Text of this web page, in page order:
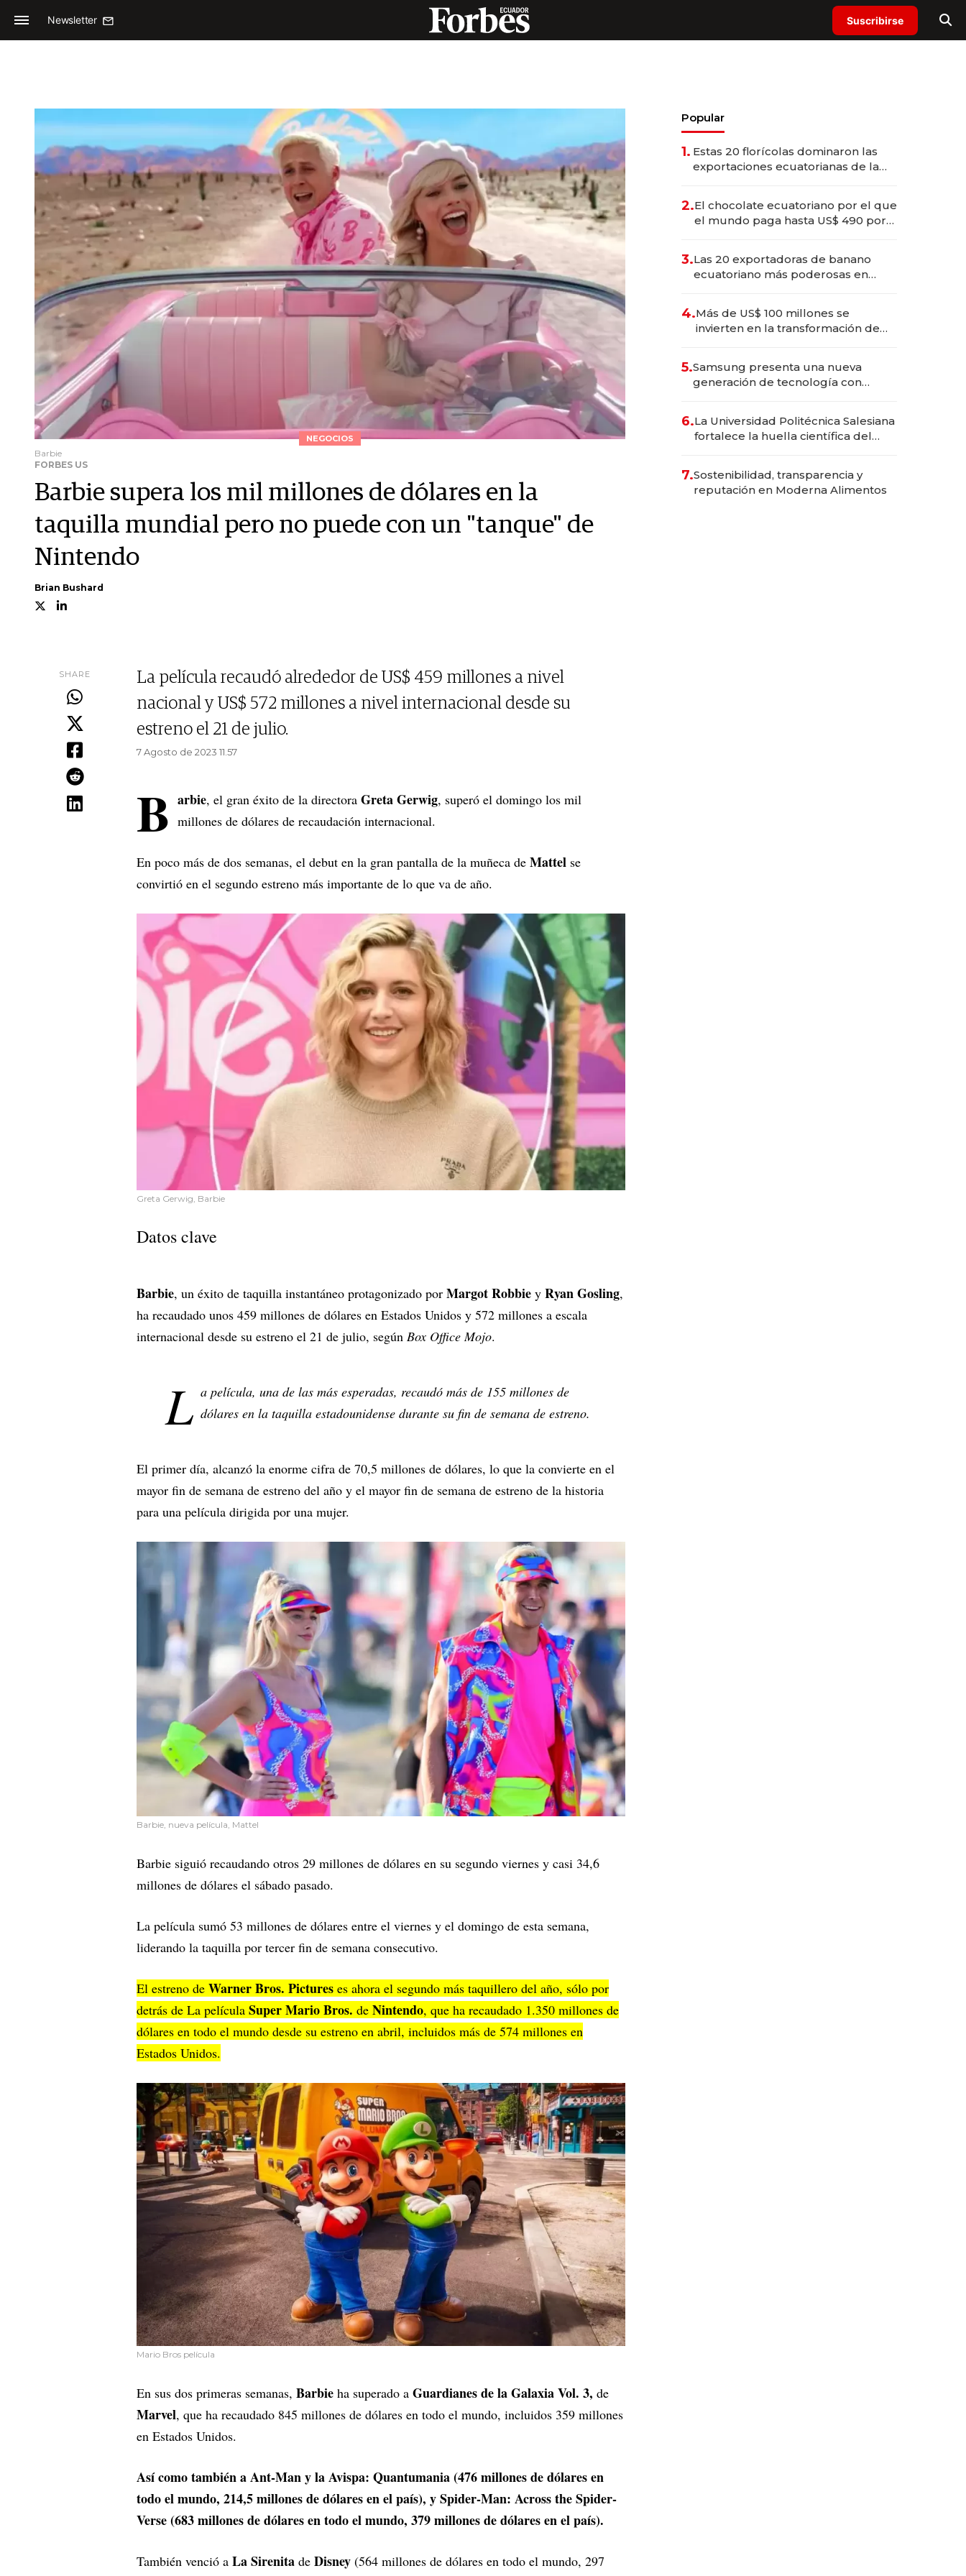
Newsletter Suscribirse
NEGOCIOS
Barbie
FORBES US
Barbie supera los mil millones de dólares en la
taquilla mundial pero no puede con un "tanque" de
Nintendo
Brian Bushard
SHARE
La película recaudó alrededor de US$ 459 millones a nivel
nacional y US$ 572 millones a nivel internacional desde su
estreno el 21 de julio.
7 Agosto de 2023 11.57
B arbie, el gran éxito de la directora Greta Gerwig, superó el domingo los mil
millones de dólares de recaudación internacional.
En poco más de dos semanas, el debut en la gran pantalla de la muñeca de Mattel se
convirtió en el segundo estreno más importante de lo que va de año.
Greta Gerwig, Barbie
Datos clave
Barbie, un éxito de taquilla instantáneo protagonizado por Margot Robbie y Ryan Gosling,
ha recaudado unos 459 millones de dólares en Estados Unidos y 572 millones a escala
internacional desde su estreno el 21 de julio, según Box Office Mojo.
L a película, una de las más esperadas, recaudó más de 155 millones de
dólares en la taquilla estadounidense durante su fin de semana de estreno.
El primer día, alcanzó la enorme cifra de 70,5 millones de dólares, lo que la convierte en el
mayor fin de semana de estreno del año y el mayor fin de semana de estreno de la historia
para una película dirigida por una mujer.
Barbie, nueva película, Mattel
Barbie siguió recaudando otros 29 millones de dólares en su segundo viernes y casi 34,6
millones de dólares el sábado pasado.
La película sumó 53 millones de dólares entre el viernes y el domingo de esta semana,
liderando la taquilla por tercer fin de semana consecutivo.
El estreno de Warner Bros. Pictures es ahora el segundo más taquillero del año, sólo por
detrás de La película Super Mario Bros. de Nintendo, que ha recaudado 1.350 millones de
dólares en todo el mundo desde su estreno en abril, incluidos más de 574 millones en
Estados Unidos.
Mario Bros película
En sus dos primeras semanas, Barbie ha superado a Guardianes de la Galaxia Vol. 3, de
Marvel, que ha recaudado 845 millones de dólares en todo el mundo, incluidos 359 millones
en Estados Unidos.
Así como también a Ant-Man y la Avispa: Quantumania (476 millones de dólares en
todo el mundo, 214,5 millones de dólares en el país), y Spider-Man: Across the Spider-
Verse (683 millones de dólares en todo el mundo, 379 millones de dólares en el país).
También venció a La Sirenita de Disney (564 millones de dólares en todo el mundo, 297
Popular
1. Estas 20 florícolas dominaron las
exportaciones ecuatorianas de la
2.El chocolate ecuatoriano por el que
el mundo paga hasta US$ 490 por
3.Las 20 exportadoras de banano
ecuatoriano más poderosas en
4.Más de US$ 100 millones se
invierten en la transformación de
5.Samsung presenta una nueva
generación de tecnología con
6.La Universidad Politécnica Salesiana
fortalece la huella científica del
7.Sostenibilidad, transparencia y
reputación en Moderna Alimentos